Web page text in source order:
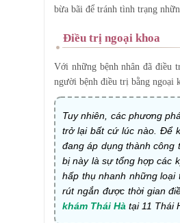
bừa bãi để tránh tình trạng
Điều trị ngoại khoa
Với những bệnh nhân đã điều
người bệnh điều trị bằng ngoại
Tuy nhiên, các phương
trở lại bất cứ lúc nào. Để
đang áp dụng thành
bị này là sự tổng hợp các
hấp thụ nhanh những loại
rút ngắn được thời gian
khám Thái Hà tại 11 Thái